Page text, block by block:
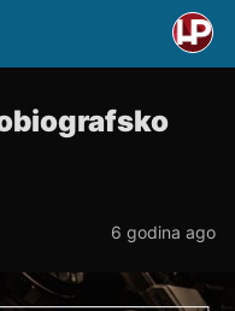
6 godina ago